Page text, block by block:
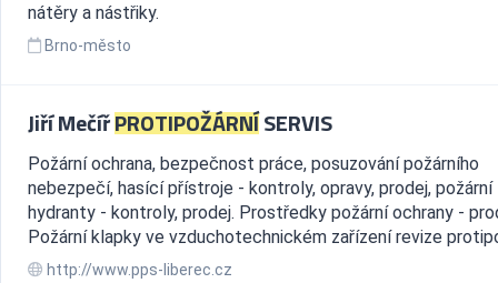
nátěry a nástřiky.
Brno-město
Jiří MečířPROTIPOŽÁRNÍSERVIS
Požární ochrana, bezpečnost práce, posuzování požárního
nebezpečí, hasící přístroje - kontroly, opravy, prodej, požární
hydranty - kontroly, prodej. Prostředky požární ochrany -
Požární klapky ve vzduchotechnickém zařízení revize
http://www.pps-liberec.cz